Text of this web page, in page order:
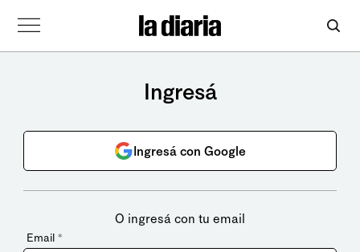
Ingresá
Ingresá con Google
O ingresá con tu email
Email *